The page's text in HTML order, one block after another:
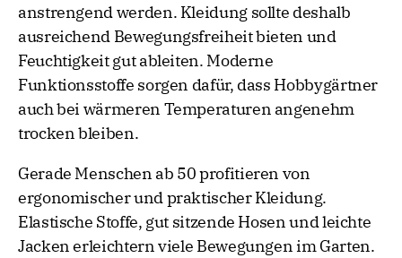
anstrengend werden. Kleidung sollte deshalb
ausreichend Bewegungsfreiheit bieten und
Feuchtigkeit gut ableiten. Moderne
Funktionsstoffe sorgen dafür, dass Hobbygärtner
auch bei wärmeren Temperaturen angenehm
trocken bleiben.
Gerade Menschen ab 50 profitieren von
ergonomischer und praktischer Kleidung.
Elastische Stoffe, gut sitzende Hosen und leichte
Jacken erleichtern viele Bewegungen im Garten.